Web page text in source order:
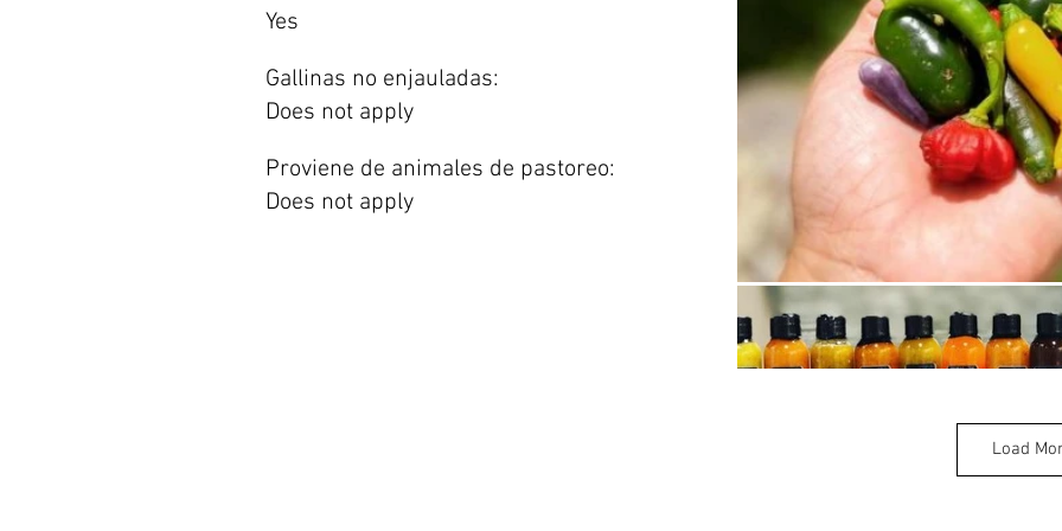
Yes
Gallinas no enjauladas:
Does not apply
Proviene de animales de pastoreo:
Does not apply
Load